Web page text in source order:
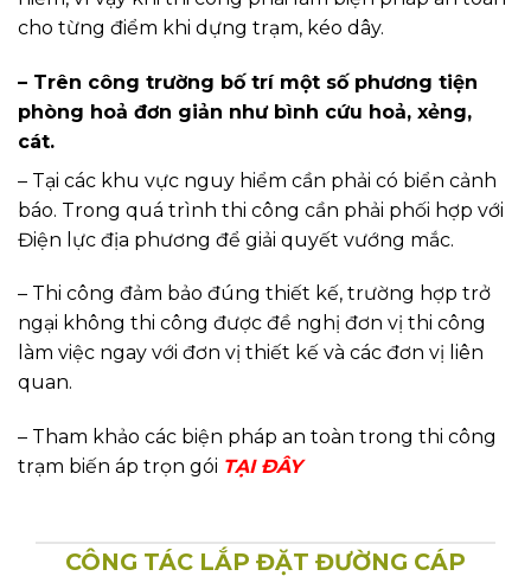
cho từng điểm khi dựng trạm, kéo dây.
– Trên công trường bố trí một số phương tiện
phòng hoả đơn giản như bình cứu hoả, xẻng,
cát.
– Tại các khu vực nguy hiểm cần phải có biển cảnh
báo. Trong quá trình thi công cần phải phối hợp với
Điện lực địa phương để giải quyết vướng mắc.
– Thi công đảm bảo đúng thiết kế, trường hợp trở
ngại không thi công được đề nghị đơn vị thi công
làm việc ngay với đơn vị thiết kế và các đơn vị liên
quan.
– Tham khảo các biện pháp an toàn trong thi công
trạm biến áp trọn gói TẠI ĐÂY
CÔNG TÁC LẮP ĐẶT ĐƯỜNG CÁP